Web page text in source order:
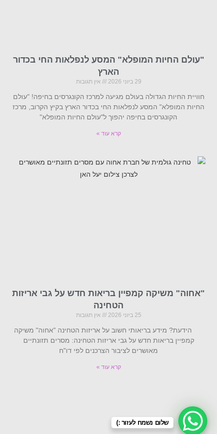
"עולם החיות המופלא" המסע לנפלאות החי בכדור
הארץ
29 ביוני 2026 אין תגובות
חוויית החיות הגדולה בעולם מגיעה למרכז הקונגרסים בחיפה! "עולם
החיות המופלא" המסע לנפלאות החי בכדור הארץ בקיץ הקרוב, מרכז
הקונגרסים בחיפה יהפוך ל"עולם החיות המופלא"
קרא עוד »
"אחוה" משיקה קמפיין בריאות חדש על גבי אריזות
הטחינה
25 ביוני 2026 אין תגובות
הידעת? מידע בריאותי חשוב על אריזות הטחינה "אחוה" משיקה
קמפיין בריאות חדש על גבי אריזות הטחינה: מסרים תזונתיים
מאושרים לציבור הצרכנים לפי דו"ח
קרא עוד »
שלום נשמח לעזור :)